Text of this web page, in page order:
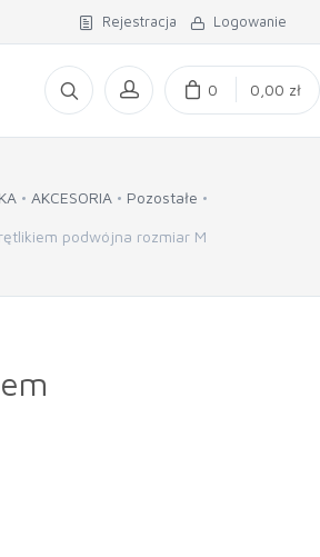
Rejestracja Logowanie
0 0,00 zł
AKCESORIA Pozostałe
podwójna rozmiar M